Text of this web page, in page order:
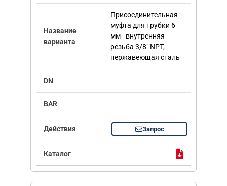
Присоединительная
муфта для трубки 6
мм - внутренняя
резьба 3/8" NPT,
нержавеющая сталь
-
-
Запрос